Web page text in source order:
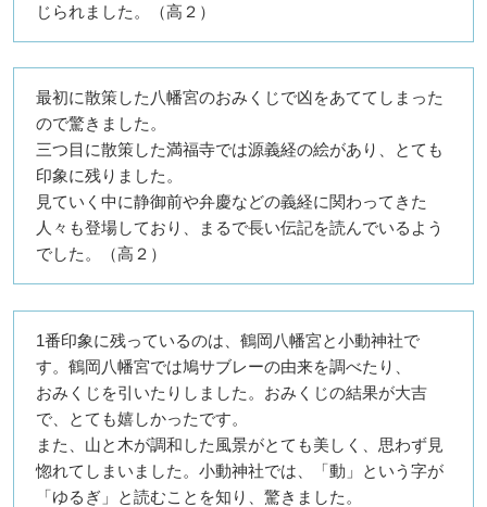
じられました。（高２）
最初に散策した八幡宮のおみくじで凶をあててしまった
ので驚きました。
三つ目に散策した満福寺では源義経の絵があり、とても
印象に残りました。
見ていく中に静御前や弁慶などの義経に関わってきた
人々も登場しており、まるで長い伝記を読んでいるよう
でした。（高２）
1番印象に残っているのは、鶴岡八幡宮と小動神社で
す。鶴岡八幡宮では鳩サブレーの由来を調べたり、
おみくじを引いたりしました。おみくじの結果が大吉
で、とても嬉しかったです。
また、山と木が調和した風景がとても美しく、思わず見
惚れてしまいました。小動神社では、「動」という字が
「ゆるぎ」と読むことを知り、驚きました。